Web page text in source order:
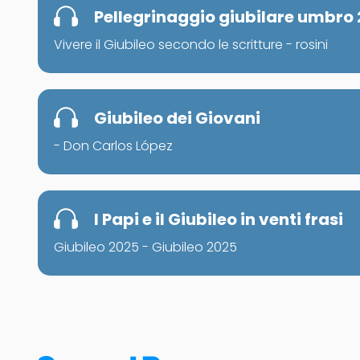
Pellegrinaggio giubilare umbro
Vivere il Giubileo secondo le scritture - rosini
Giubileo dei Giovani
- Don Carlos López
I Papi e il Giubileo in venti frasi
Giubileo 2025 - Giubileo 2025